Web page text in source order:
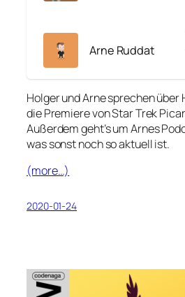
Arne Ruddat
Holger und Arne sprechen über
die Premiere von Star Trek
Außerdem geht’s um Arnes
was sonst noch so aktuell ist.
(more…)
2020-01-24